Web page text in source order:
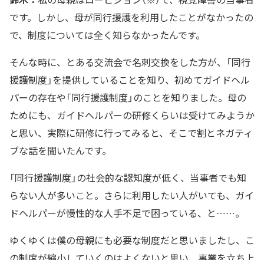
です。しかし、母が同行援護を利用したことがなかったの
で、制度については全く知らなかったんです。
そんな時に、とある交流会で名刺交換をした方が、「同行
援護制度」を提供していることを知り、初めてガイドヘル
パーの存在や「同行援護制度」のことを知りました。母の
ためにも、ガイドヘルパーの研修くらいは受けてみようか
と思い、実際に研修に行ってみると、そこで割とネガティ
ブな話を聞いたんです。
「同行援護制度」の社会的な認知度が低く、当事者でも知
らない人が多いこと。さらに利用したい人がいても、ガイ
ドヘルパーが慢性的な人手不足で困っている、と……。
ゆくゆくは僕の母親にも必要な制度だと思いましたし、こ